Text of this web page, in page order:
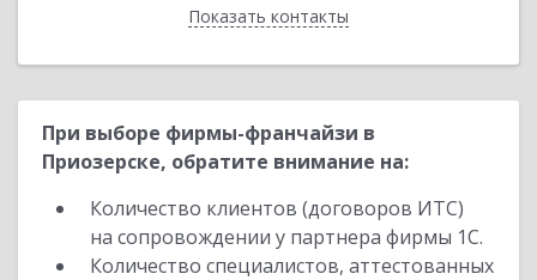
Показать контакты
Назад
При выборе фирмы-франчайзи в
Приозерске, обратите внимание на:
Количество клиентов (договоров ИТС)
на сопровождении у партнера фирмы 1С.
Количество специалистов, аттестованных